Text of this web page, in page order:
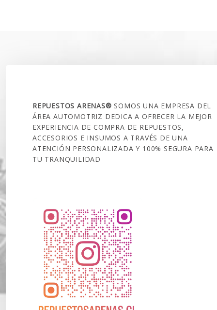
REPUESTOS ARENAS®SOMOS UNA EMPRESA DEL
ÁREA AUTOMOTRIZ DEDICA A OFRECER LA MEJOR
EXPERIENCIA DE COMPRA DE REPUESTOS,
ACCESORIOS E INSUMOS A TRAVÉS DE UNA
ATENCIÓN PERSONALIZADA Y 100% SEGURA PARA
TU TRANQUILIDAD